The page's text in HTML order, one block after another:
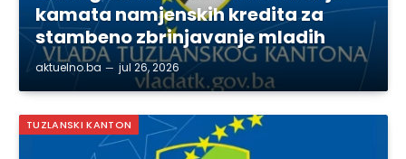
kamata namjenskih kredita za
stambeno zbrinjavanje mladih
aktuelno.ba jul 26, 2026
TUZLANSKI KANTON